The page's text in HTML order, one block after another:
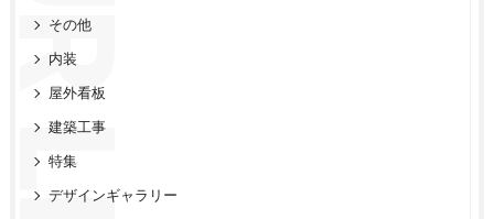
その他
内装
屋外看板
建築工事
特集
デザインギャラリー